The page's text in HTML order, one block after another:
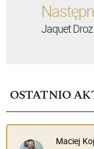
Jaquet Droz
OSTATNIO
Maciej